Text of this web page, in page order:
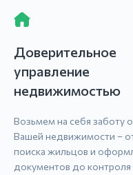
Доверительное
управление
недвижимостью
Возьмем на себя заботу о
Вашей недвижимости –
поиска жильцов и
документов до контроля